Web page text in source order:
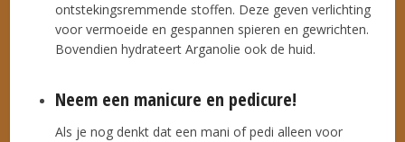
ontstekingsremmende stoffen. Deze geven verlichting
voor vermoeide en gespannen spieren en gewrichten.
Bovendien hydrateert Arganolie ook de huid.
Neem een manicure en pedicure!
Als je nog denkt dat een mani of pedi alleen voor